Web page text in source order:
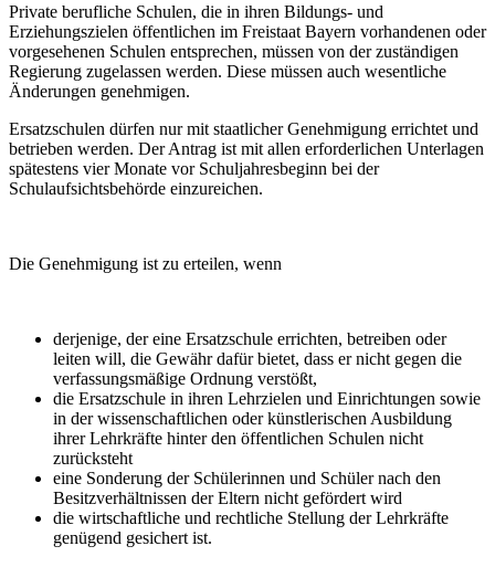
Private berufliche Schulen, die in ihren Bildungs- und
Erziehungszielen öffentlichen im Freistaat Bayern vorhandenen oder
vorgesehenen Schulen entsprechen, müssen von der zuständigen
Regierung zugelassen werden. Diese müssen auch wesentliche
Änderungen genehmigen.
Ersatzschulen dürfen nur mit staatlicher Genehmigung errichtet und
betrieben werden. Der Antrag ist mit allen erforderlichen Unterlagen
spätestens vier Monate vor Schuljahresbeginn bei der
Schulaufsichtsbehörde einzureichen.
Die Genehmigung ist zu erteilen, wenn
derjenige, der eine Ersatzschule errichten, betreiben oder
leiten will, die Gewähr dafür bietet, dass er nicht gegen die
verfassungsmäßige Ordnung verstößt,
die Ersatzschule in ihren Lehrzielen und Einrichtungen sowie
in der wissenschaftlichen oder künstlerischen Ausbildung
ihrer Lehrkräfte hinter den öffentlichen Schulen nicht
zurücksteht
eine Sonderung der Schülerinnen und Schüler nach den
Besitzverhältnissen der Eltern nicht gefördert wird
die wirtschaftliche und rechtliche Stellung der Lehrkräfte
genügend gesichert ist.